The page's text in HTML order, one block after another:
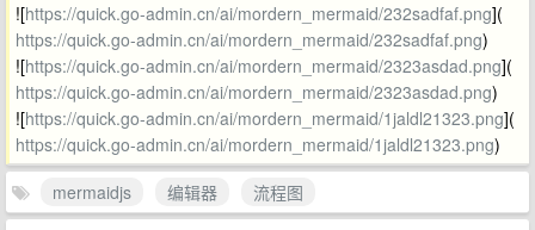
![https://quick.go-admin.cn/ai/mordern_mermaid/232sadfaf.png](
https://quick.go-admin.cn/ai/mordern_mermaid/232sadfaf.png)
![https://quick.go-admin.cn/ai/mordern_mermaid/2323asdad.png](
https://quick.go-admin.cn/ai/mordern_mermaid/2323asdad.png)
![https://quick.go-admin.cn/ai/mordern_mermaid/1jaldl21323.png](
https://quick.go-admin.cn/ai/mordern_mermaid/1jaldl21323.png)
mermaidjs
编辑器
流程图